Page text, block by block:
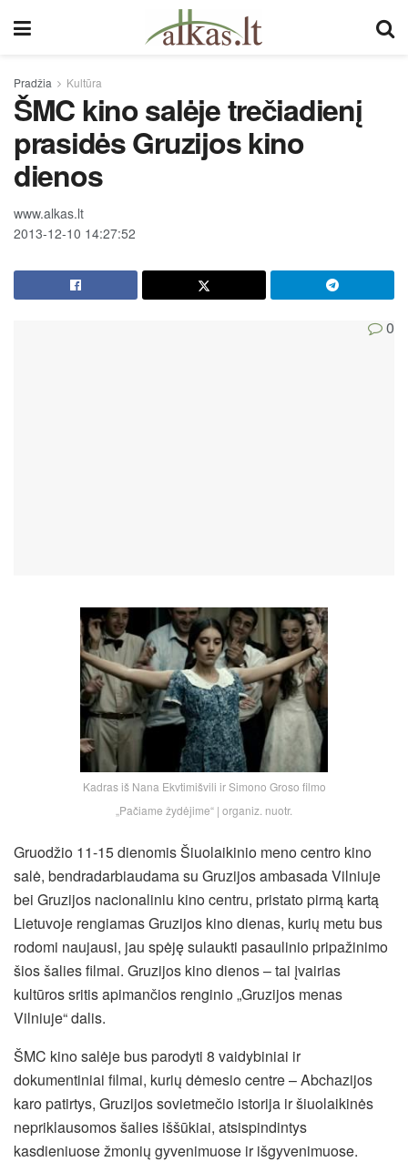
Pradžia Kultūra
ŠMC kino salėje trečiadienį
prasidės Gruzijos kino
dienos
www.alkas.lt
2013-12-10 14:27:52
0
Kadras iš Nana Ekvtimišvili ir Simono Groso filmo
„Pačiame žydėjime“ | organiz. nuotr.
Gruodžio 11-15 dienomis Šiuolaikinio meno centro kino
salė, bendradarbiaudama su Gruzijos ambasada Vilniuje
bei Gruzijos nacionaliniu kino centru, pristato pirmą kartą
Lietuvoje rengiamas Gruzijos kino dienas, kurių metu bus
rodomi naujausi, jau spėję sulaukti pasaulinio pripažinimo
šios šalies filmai. Gruzijos kino dienos – tai įvairias
kultūros sritis apimančios renginio „Gruzijos menas
Vilniuje“ dalis.
ŠMC kino salėje bus parodyti 8 vaidybiniai ir
dokumentiniai filmai, kurių dėmesio centre – Abchazijos
karo patirtys, Gruzijos sovietmečio istorija ir šiuolaikinės
nepriklausomos šalies iššūkiai, atsispindintys
kasdieniuose žmonių gyvenimuose ir išgyvenimuose.